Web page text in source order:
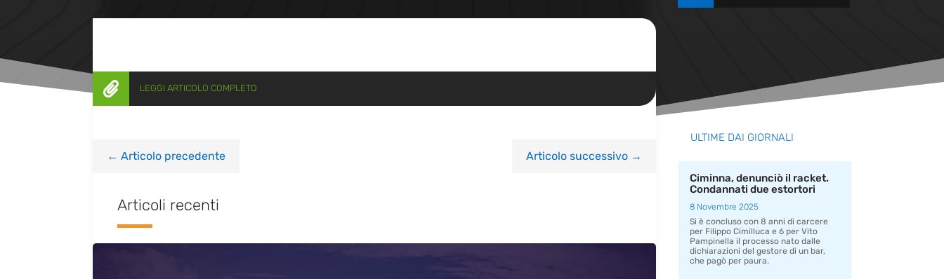
 LEGGI ARTICOLO COMPLETO
← Articolo precedente Articolo successivo→
Articoli recenti
ULTIME DAI GIORNALI
Ciminna, denunciò il racket.
Condannati due estortori
8 Novembre 2025
Si è concluso con 8 anni di carcere
per Filippo Cimilluca e 6 per Vito
Pampinella il processo nato dalle
dichiarazioni del gestore di un bar,
che pagò per paura.